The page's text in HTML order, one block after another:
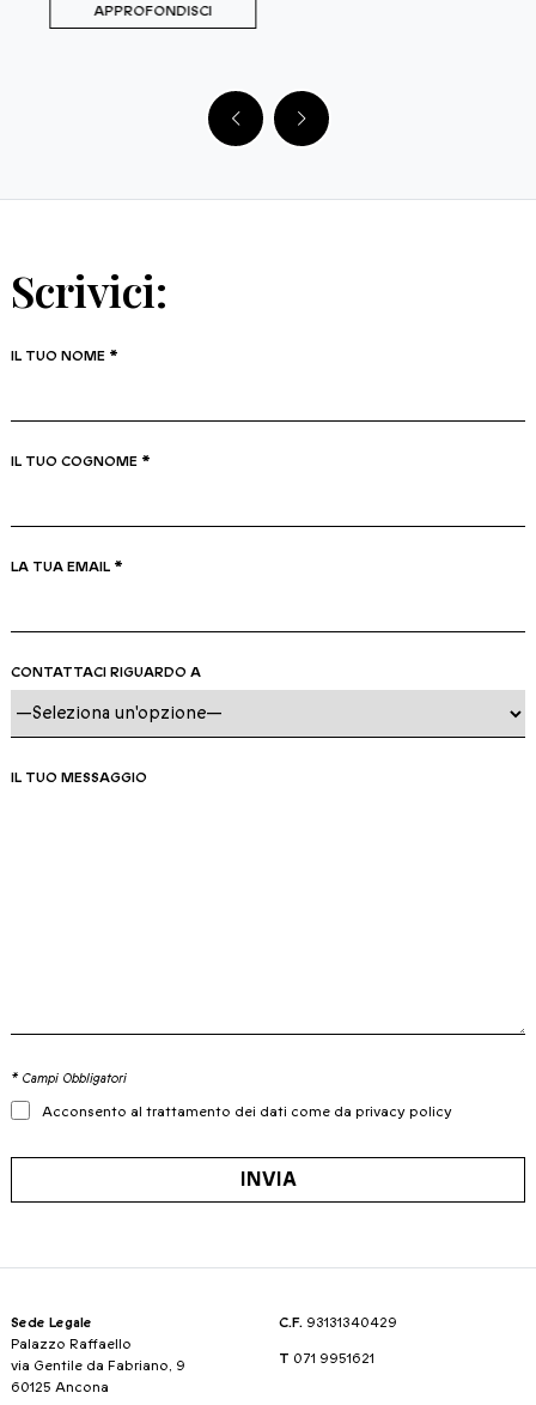
APPROFONDISCI
Scrivici:
IL TUO NOME *
IL TUO COGNOME *
LA TUA EMAIL *
CONTATTACI RIGUARDO A
IL TUO MESSAGGIO
* Campi Obbligatori
Acconsento al trattamento dei dati come da privacy policy
INVIA
Sede Legale
Palazzo Raffaello
via Gentile da Fabriano, 9
60125 Ancona
C.F. 93131340429
T 071 9951621